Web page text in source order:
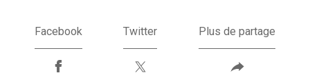
Facebook Twitter Plus de partage